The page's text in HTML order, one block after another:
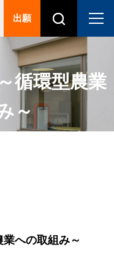
循環型農業
～
への取組み～
出願